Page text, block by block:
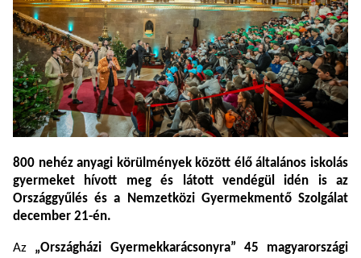
800 nehéz anyagi körülmények között élő általános iskolás
gyermeket hívott meg és látott vendégül idén is az
Országgyűlés és a Nemzetközi Gyermekmentő Szolgálat
december 21-én.
Az „Országházi Gyermekkarácsonyra” 45 magyarországi